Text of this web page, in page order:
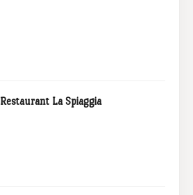
Restaurant La Spiaggia